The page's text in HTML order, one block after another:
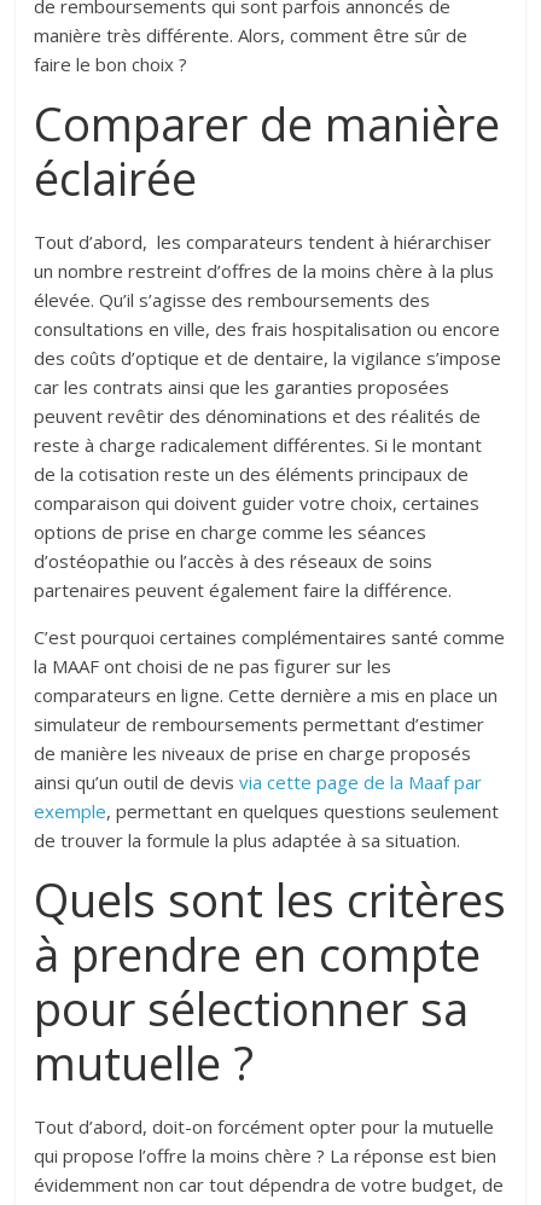
de remboursements qui sont parfois annoncés de
manière très différente. Alors, comment être sûr de
faire le bon choix ?
Comparer de manière
éclairée
Tout d’abord, les comparateurs tendent à hiérarchiser
un nombre restreint d’offres de la moins chère à la plus
élevée. Qu’il s’agisse des remboursements des
consultations en ville, des frais hospitalisation ou encore
des coûts d’optique et de dentaire, la vigilance s’impose
car les contrats ainsi que les garanties proposées
peuvent revêtir des dénominations et des réalités de
reste à charge radicalement différentes. Si le montant
de la cotisation reste un des éléments principaux de
comparaison qui doivent guider votre choix, certaines
options de prise en charge comme les séances
d’ostéopathie ou l’accès à des réseaux de soins
partenaires peuvent également faire la différence.
C’est pourquoi certaines complémentaires santé comme
la MAAF ont choisi de ne pas figurer sur les
comparateurs en ligne. Cette dernière a mis en place un
simulateur de remboursements permettant d’estimer
de manière les niveaux de prise en charge proposés
ainsi qu’un outil de devisvia cette page de la Maaf par
exemple, permettant en quelques questions seulement
de trouver la formule la plus adaptée à sa situation.
Quels sont les critères
à prendre en compte
pour sélectionner sa
mutuelle ?
Tout d’abord, doit-on forcément opter pour la mutuelle
qui propose l’offre la moins chère ? La réponse est bien
évidemment non car tout dépendra de votre budget, de